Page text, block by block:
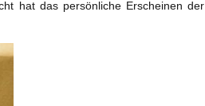
hat das persönliche Erscheinen der